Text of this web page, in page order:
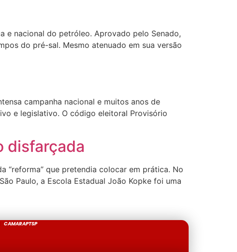
e nacional do petróleo. Aprovado pelo Senado,
do pré-sal. Mesmo atenuado em sua versão
campanha nacional e muitos anos de
e legislativo. O código eleitoral Provisório
disfarçada
“reforma” que pretendia colocar em prática. No
Paulo, a Escola Estadual João Kopke foi uma
CAMARAPTSP